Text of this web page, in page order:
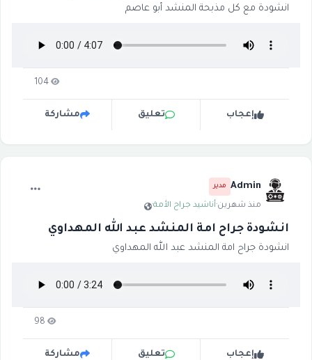
انشودة مع كل مذبحة المنشد أبو عاصم
104
إعجاب تعليق مشاركة
Admin مدير
منذ شهرين·أناشيد جراح الأمة·
انشودة جراح امة المنشد عبد الله المهداوي
انشودة جراح امة المنشد عبد الله المهداوي
98
إعجاب تعليق مشاركة